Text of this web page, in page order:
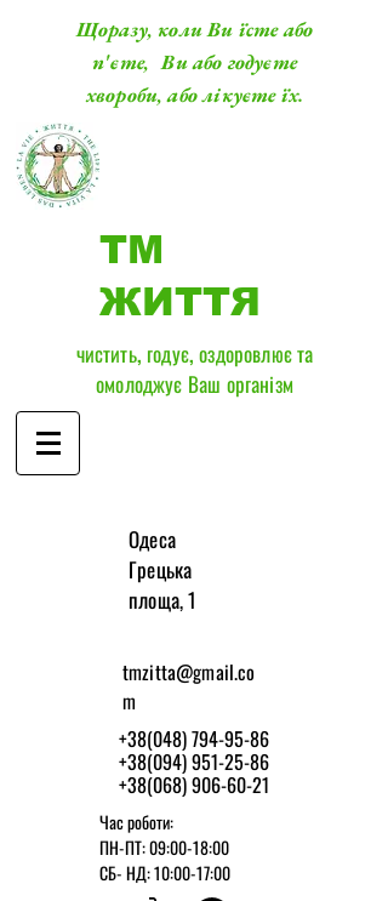
Щоразу, коли Ви їсте або
п'єте, Ви або годуєте
хвороби, або лікуєте їх.
ТМ
ЖИТТЯ
чистить, годує, оздоровлює та
омолоджує Ваш організм
​Одеса
Грецька
площа, 1
tmzitta@gmail.co
m
+38(048) 794-95-86
+38(094) 951-25-86
+38(068) 906-60-21
Час роботи:
ПН-ПТ: 09:00-18:00
СБ-НД: 10:00-17:00